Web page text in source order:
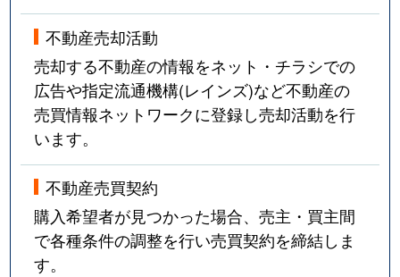
不動産売却活動
売却する不動産の情報をネット・チラシでの
広告や指定流通機構(レインズ)など不動産の
売買情報ネットワークに登録し売却活動を行
います。
不動産売買契約
購入希望者が見つかった場合、売主・買主間
で各種条件の調整を行い売買契約を締結しま
す。